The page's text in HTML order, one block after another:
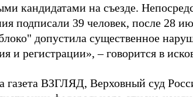
кандидатами на съезде.
подписали 39 человек, после 28
допустила существенное
и регистрации», – говорится в
газета ВЗГЛЯД, Верховный суд